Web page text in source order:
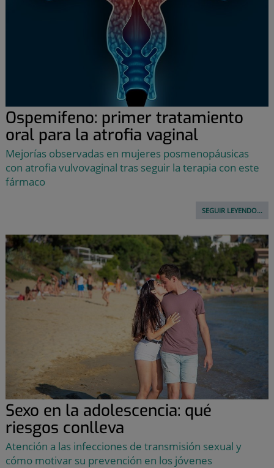
Ospemifeno: primer tratamiento
oral para la atrofia vaginal
Mejorías observadas en mujeres posmenopáusicas
con atrofia vulvovaginal tras seguir la terapia con este
fármaco
SEGUIR LEYENDO...
Sexo en la adolescencia: qué
riesgos conlleva
Atención a las infecciones de transmisión sexual y
cómo motivar su prevención en los jóvenes